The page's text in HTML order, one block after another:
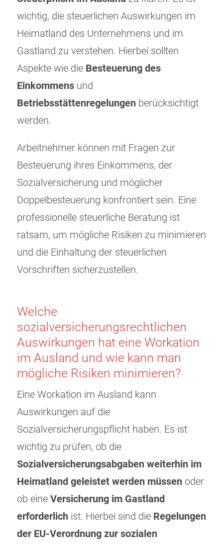
wichtig, die steuerlichen Auswirkungen im
Heimatland des Unternehmens und im
Gastland zu verstehen. Hierbei sollten
Aspekte wie die Besteuerung des
Einkommens und
Betriebsstättenregelungen berücksichtigt
werden.
Arbeitnehmer können mit Fragen zur
Besteuerung ihres Einkommens, der
Sozialversicherung und möglicher
Doppelbesteuerung konfrontiert sein. Eine
professionelle steuerliche Beratung ist
ratsam, um mögliche Risiken zu minimieren
und die Einhaltung der steuerlichen
Vorschriften sicherzustellen.
Welche
sozialversicherungsrechtlichen
Auswirkungen hat eine Workation
im Ausland und wie kann man
mögliche Risiken minimieren?
Eine Workation im Ausland kann
Auswirkungen auf die
Sozialversicherungspflicht haben. Es ist
wichtig zu prüfen, ob die
Sozialversicherungsabgaben weiterhin im
Heimatland geleistet werden müssen oder
ob eine Versicherung im Gastland
erforderlich ist. Hierbei sind die Regelungen
der EU-Verordnung zur sozialen